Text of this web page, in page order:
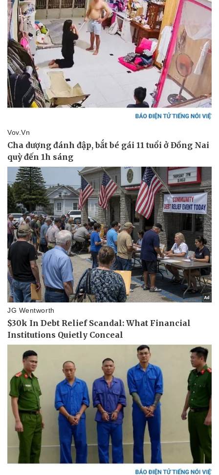
Pháp luật
Vụ án
Tin nóng
Tư vấn luật
Quân sự - Quốc phòng
Vũ khí
Việt Nam
Phân tích